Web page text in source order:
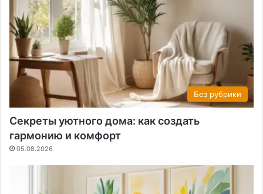
Без рубрики
Секреты уютного дома: как создать
гармонию и комфорт
05.08.2026